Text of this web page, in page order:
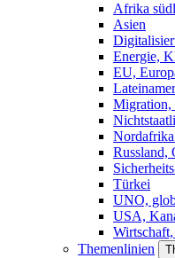
Afrika
Asien
Energie,
EU,
Migration,
Russland,
Türkei
UNO,
USA,
Themenlinien